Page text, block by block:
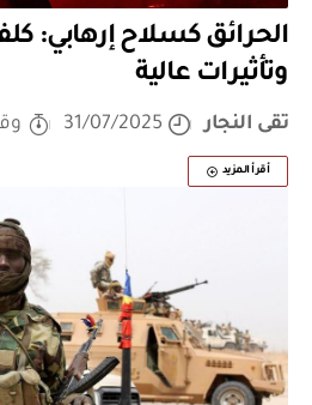
الحرائق كسلاح إرهابي:
وتأثيرات عالية
تقى النجار 31/07/2025 وقت
أقرأ المزيد